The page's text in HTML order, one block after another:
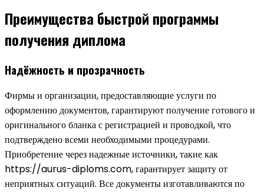
Преимущества быстрой программы
получения диплома
Надёжность и прозрачность
Фирмы и организации, предоставляющие услуги по
оформлению документов, гарантируют получение готового и
оригинального бланка с регистрацией и проводкой, что
подтверждено всеми необходимыми процедурами.
Приобретение через надежные источники, такие как
https://aurus-diploms.com, гарантирует защиту от
неприятных ситуаций. Все документы изготавливаются по